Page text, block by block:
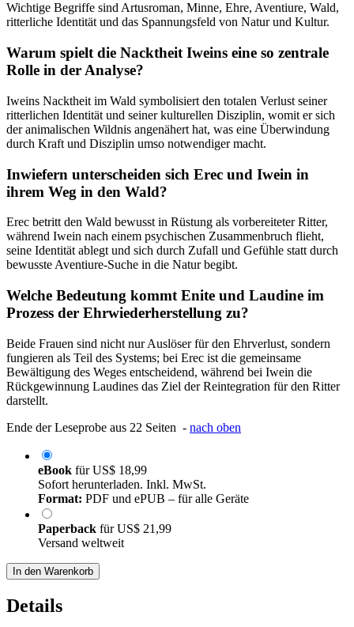
Wichtige Begriffe sind Artusroman, Minne, Ehre, Aventiure, Wald,
ritterliche Identität und das Spannungsfeld von Natur und Kultur.
Warum spielt die Nacktheit Iweins eine so zentrale
Rolle in der Analyse?
Iweins Nacktheit im Wald symbolisiert den totalen Verlust seiner
ritterlichen Identität und seiner kulturellen Disziplin, womit er sich
der animalischen Wildnis angenähert hat, was eine Überwindung
durch Kraft und Disziplin umso notwendiger macht.
Inwiefern unterscheiden sich Erec und Iwein in
ihrem Weg in den Wald?
Erec betritt den Wald bewusst in Rüstung als vorbereiteter Ritter,
während Iwein nach einem psychischen Zusammenbruch flieht,
seine Identität ablegt und sich durch Zufall und Gefühle statt durch
bewusste Aventiure-Suche in die Natur begibt.
Welche Bedeutung kommt Enite und Laudine im
Prozess der Ehrwiederherstellung zu?
Beide Frauen sind nicht nur Auslöser für den Ehrverlust, sondern
fungieren als Teil des Systems; bei Erec ist die gemeinsame
Bewältigung des Weges entscheidend, während bei Iwein die
Rückgewinnung Laudines das Ziel der Reintegration für den Ritter
darstellt.
Ende der Leseprobe aus 22 Seiten - nach oben
eBook fürUS$ 18,99
Sofort herunterladen. Inkl. MwSt.
Format: PDF und ePUB – für alle Geräte
Paperback fürUS$ 21,99
Versand weltweit
In den Warenkorb
Details